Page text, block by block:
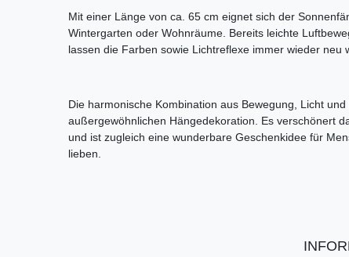
Mit einer Länge von ca. 65 cm eignet sich der
Wintergarten oder Wohnräume. Bereits leichte
lassen die Farben sowie Lichtreflexe immer wieder neu
Die harmonische Kombination aus Bewegung, Licht
außergewöhnlichen Hängedekoration. Es verschönert
und ist zugleich eine wunderbare Geschenkidee für
lieben.